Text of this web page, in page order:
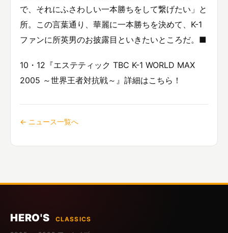
で、それにふさわしい一本勝ちをして繋げたい」と
所。この言葉通り、華麗に一本勝ちを決めて、K-1
ファンに所英男のお披露目といきたいところだ。■
10・12『エステティック TBC K-1 WORLD MAX
2005 ～世界王者対抗戦～』詳細はこちら！
← ニュース一覧へ
HERO'S
CLASSICS